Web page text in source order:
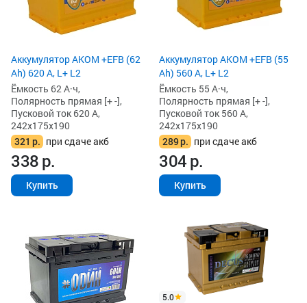
Аккумулятор AKOM +EFB (62
Ah) 620 А, L+ L2
Ёмкость 62 А·ч,
Полярность прямая [+ -],
Пусковой ток 620 А,
242x175x190
321 р. при сдаче акб
338р.
Купить
Аккумулятор AKOM +EFB (55
Ah) 560 А, L+ L2
Ёмкость 55 А·ч,
Полярность прямая [+ -],
Пусковой ток 560 А,
242x175x190
289р. при сдаче акб
304р.
Купить
5.0